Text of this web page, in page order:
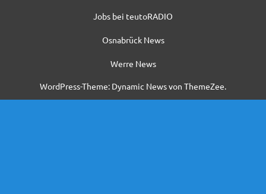
Jobs bei teutoRADIO
Osnabrück News
Werre News
WordPress-Theme: Dynamic News von ThemeZee.